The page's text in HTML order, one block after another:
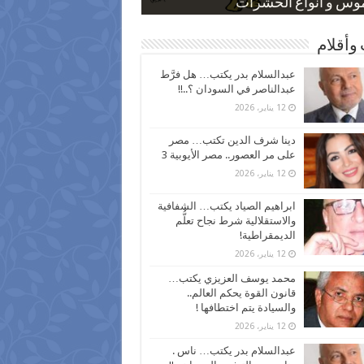
و أنواع الحشرات
بعد ارتفاع الأسعار
نسبة الطلاق في مصر
كاركاتيرية
كاركاتيرية
وأقلام
عبدالسلام بدر يكتب… هل فرَّط
عبدالناصر في السودان ؟..!!
12 يناير، 2026
دينا شرف الدين تكتب… مصر
على مر العصور.. مصر الأيوبية 3
12 يناير، 2026
ابراهيم الصياد يكتب… الشفافية
والاستقلالية شرط نجاح تعلُّم
الديمقراطية!
12 يناير، 2026
محمد يوسف العزيزي يكتب…
قانون القوة يحكم العالم..
والسيادة يتم اختطافها !
12 يناير، 2026
عبدالسلام بدر يكتب… ناس .